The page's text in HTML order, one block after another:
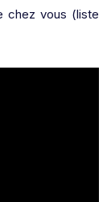
chez vous (liste